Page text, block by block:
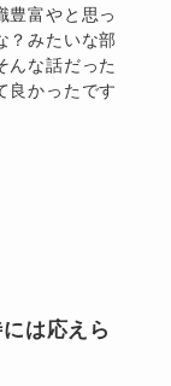
豊富やと思っ
？みたいな部
な話だった
良かったです
は応えら